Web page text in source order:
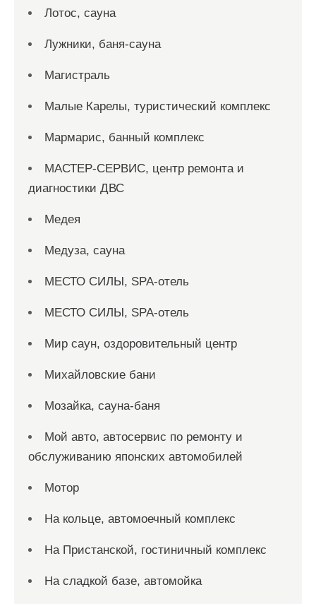
Лотос, сауна
Лужники, баня-сауна
Магистраль
Малые Карелы, туристический комплекс
Мармарис, банный комплекс
МАСТЕР-СЕРВИС, центр ремонта и
диагностики ДВС
Медея
Медуза, сауна
МЕСТО СИЛЫ, SPA-отель
МЕСТО СИЛЫ, SPA-отель
Мир саун, оздоровительный центр
Михайловские бани
Мозайка, сауна-баня
Мой авто, автосервис по ремонту и
обслуживанию японских автомобилей
Мотор
На кольце, автомоечный комплекс
На Пристанской, гостиничный комплекс
На сладкой базе, автомойка